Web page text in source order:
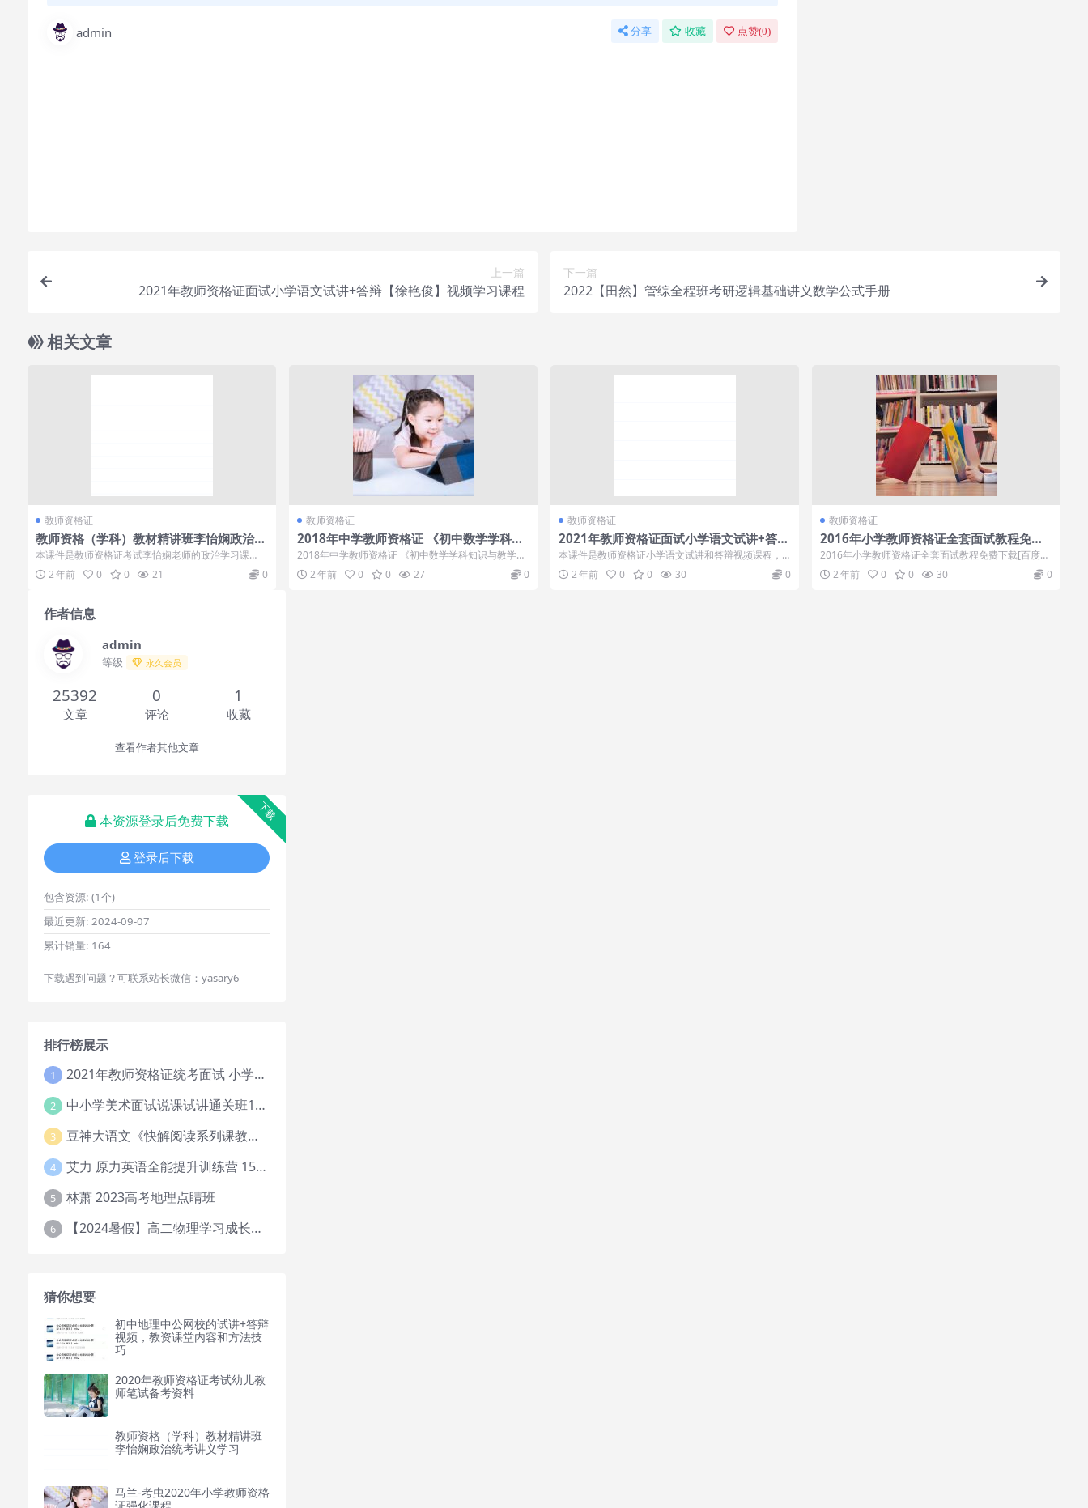
admin 分享 收藏 点赞(0)
上一篇
2021年教师资格证面试小学语文试讲+答辩【徐艳俊】视频学习课程
下一篇
2022【田然】管综全程班考研逻辑基础讲义数学公式手册
相关文章
教师资格证
教师资格（学科）教材精讲班李怡娴政治统
考讲义学习
本课件是教师资格证考试李怡娴老师的政治学习课
程，包含了很多知识点讲义讲解课件，可...
2 年前 0 0 21 0
教师资格证
2018年中学教师资格证 《初中数学学科知
识与教学能力》
2018年中学教师资格证 《初中数学学科知识与教学能
力》[百度云网盘] 《初中数...
2 年前 0 0 27 0
教师资格证
2021年教师资格证面试小学语文试讲+答辩
【徐艳俊】视频学习课程
本课件是教师资格证小学语文试讲和答辩视频课程，
是徐艳俊老师的课程，老师讲解详细，...
2 年前 0 0 30 0
教师资格证
2016年小学教师资格证全套面试教程免费
下载[百度网盘下载]
2016年小学教师资格证全套面试教程免费下载[百度网
盘下载] 教师资格证
2 年前 0 0 30 0
作者信息
admin
等级 永久会员
25392
文章
0
评论
1
收藏
查看作者其他文章
下载
本资源登录后免费下载
登录后下载
包含资源: (1个)
最近更新: 2024-09-07
累计销量: 164
下载遇到问题？可联系站长微信：yasary6
排行榜展示
1 2021年教师资格证统考面试 小学教资资料试讲+答辩
2 中小学美术面试说课试讲通关班14讲（辅助资料第一套）
3 豆神大语文《快解阅读系列课教程完整》
4 艾力 原力英语全能提升训练营 151G网课大合集
5 林萧 2023高考地理点睛班
6 【2024暑假】高二物理学习成长与规划系统1期
猜你想要
初中地理中公网校的试讲+答辩
视频，教资课堂内容和方法技
巧
2020年教师资格证考试幼儿教
师笔试备考资料
教师资格（学科）教材精讲班
李怡娴政治统考讲义学习
马兰-考虫2020年小学教师资格
证强化课程